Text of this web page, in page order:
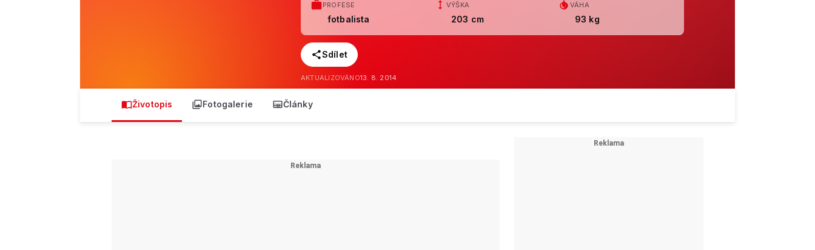
PROFESE
fotbalista
VÝŠKA
203 cm
VÁHA
93 kg
Sdílet
AKTUALIZOVÁNO13. 8. 2014
Životopis Fotogalerie Články